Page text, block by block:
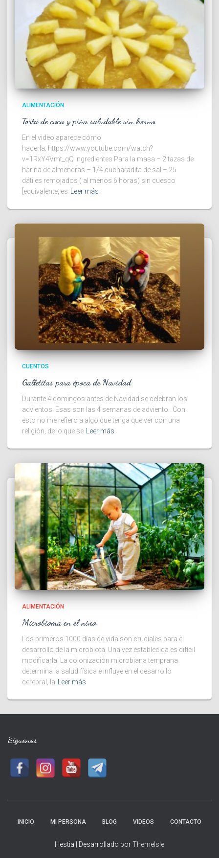
ALIMENTACIÓN
Torta de coco y piña saludable sin horno
En el video aparece cómo
hacerla. https://www.youtube.com/watch?
v=1RxY4Vmt_qQ Ingredientes Para la masa – 2 tazas de
harina de almendras – 1/4 cucharadita de sal – 25
dátiles remojados ( al menos 6 horas) sin cuesco
[equivalente, es
Leer más
CUENTOS
Galletitas para época de Navidad
Durante 4 domingos antes de Navidad se celebran los
advientos. Esas son las 4 semanas de adviento. Con
esto no me refiero a algo que tenga que ver con una
religión, de lo que se Leer más
ALIMENTACIÓN
Microbioma en el niño
Los primeros 1000 días de vida son cruciales para el
desarrollo de la microbiota. Una vez establecida es difícil
modificarla. La colonización microbiana temprana
determina la salud física e influye en el desarrollo
cerebral, la
Leer más
Síguenos
INICIO MI PERSONA BLOG VIDEOS CONTACTO
Hestia | Desarrollado porThemeIsle